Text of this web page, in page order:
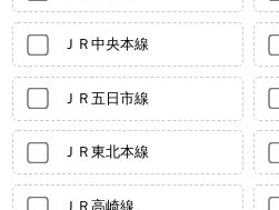
ＪＲ中央本線
ＪＲ五日市線
ＪＲ東北本線
ＪＲ高崎線